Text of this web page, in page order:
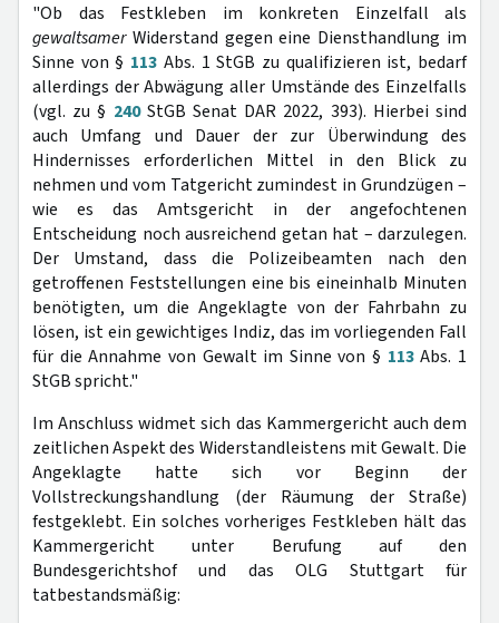
"Ob das Festkleben im konkreten Einzelfall als
gewaltsamer Widerstand gegen eine Diensthandlung im
Sinne von § 113 Abs. 1 StGB zu qualifizieren ist, bedarf
allerdings der Abwägung aller Umstände des Einzelfalls
(vgl. zu § 240StGB Senat DAR 2022, 393). Hierbei sind
auch Umfang und Dauer der zur Überwindung des
Hindernisses erforderlichen Mittel in den Blick zu
nehmen und vom Tatgericht zumindest in Grundzügen –
wie es das Amtsgericht in der angefochtenen
Entscheidung noch ausreichend getan hat – darzulegen.
Der Umstand, dass die Polizeibeamten nach den
getroffenen Feststellungen eine bis eineinhalb Minuten
benötigten, um die Angeklagte von der Fahrbahn zu
lösen, ist ein gewichtiges Indiz, das im vorliegenden Fall
für die Annahme von Gewalt im Sinne von § 113Abs. 1
StGB spricht."
Im Anschluss widmet sich das Kammergericht auch dem
zeitlichen Aspekt des Widerstandleistens mit Gewalt. Die
Angeklagte hatte sich vor Beginn der
Vollstreckungshandlung (der Räumung der Straße)
festgeklebt. Ein solches vorheriges Festkleben hält das
Kammergericht unter Berufung auf den
Bundesgerichtshof und das OLG Stuttgart für
tatbestandsmäßig: